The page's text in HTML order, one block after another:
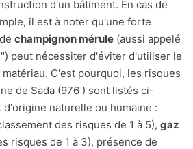
d'un bâtiment. En cas de
il est à noter qu'une forte
champignon mérule (aussi appelé
peut nécessiter d'éviter d'utiliser le
C'est pourquoi, les risques
de Sada (976 ) sont listés ci-
naturelle ou humaine :
des risques de 1 à 5), gaz
risques de 1 à 3), présence de